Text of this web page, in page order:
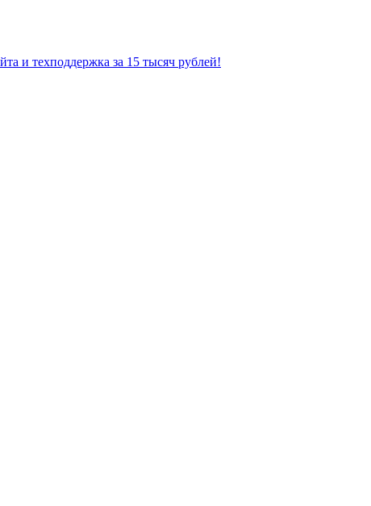
и техподдержка за 15 тысяч рублей!